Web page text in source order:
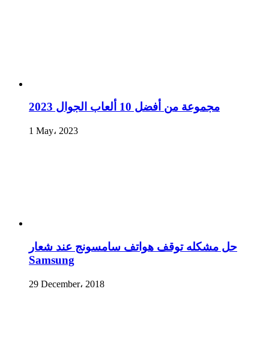
مجموعة من أفضل 10 ألعاب الجوال 2023
1 May، 2023
حل مشكله توقف هواتف سامسونج عند شعار
Samsung
29 December، 2018